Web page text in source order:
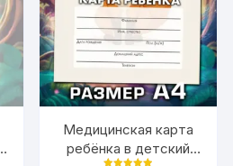
Медицинская карта
ребёнка в детский